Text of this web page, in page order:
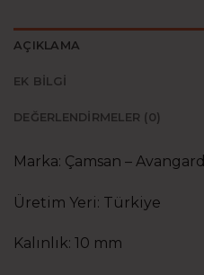
AÇIKLAMA
EK BILGI
DEĞERLENDIRMELER (0)
Marka: Çamsan – Avangard
Üretim Yeri: Türkiye
Kalınlık: 10 mm